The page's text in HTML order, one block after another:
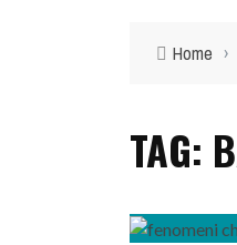
Home ›
TAG: